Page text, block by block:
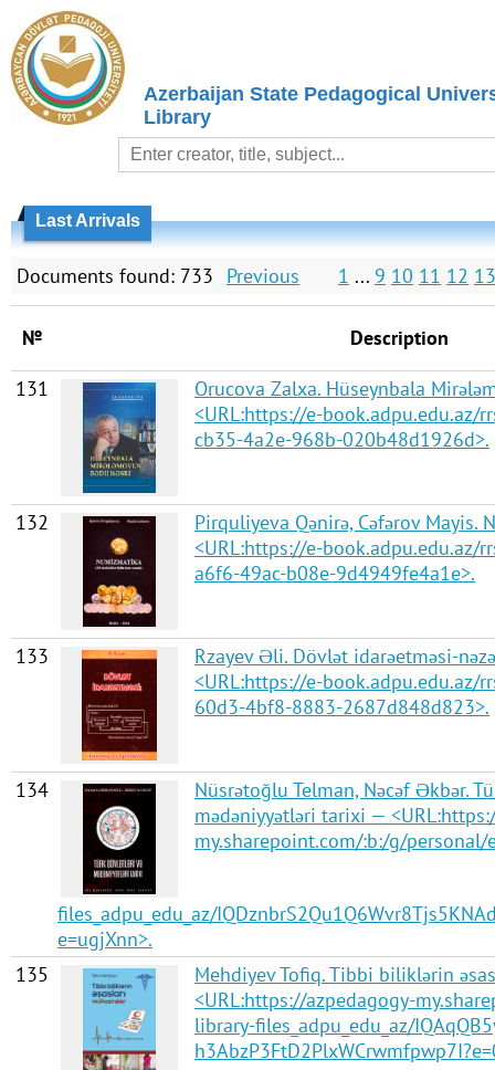
Azerbaijan State Pedagogical
Library
Last Arrivals
Documents found: 733 Previous 1 ... 9 10 11 12 13
№
Description
131
Orucova Zalxa. Hüseynbala
<URL:https://e-book.adpu.edu.az/
cb35-4a2e-968b-020b48d1926d>.
132
Pirquliyeva Qənirə, Cəfərov Mayis.
<URL:https://e-book.adpu.edu.az/
a6f6-49ac-b08e-9d4949fe4a1e>.
133
Rzayev Əli. Dövlət idarəetməsi-
<URL:https://e-book.adpu.edu.az/
60d3-4bf8-8883-2687d848d823>.
134
Nüsrətoğlu Telman, Nəcəf Əkbər.
mədəniyyətləri tarixi —
my.sharepoint.com/:b:/g/personal/
files_adpu_edu_az/
e=ugjXnn>.
135
Mehdiyev Tofiq. Tibbi biliklərin
<URL:https://azpedagogy-
library-files_adpu_edu_az/